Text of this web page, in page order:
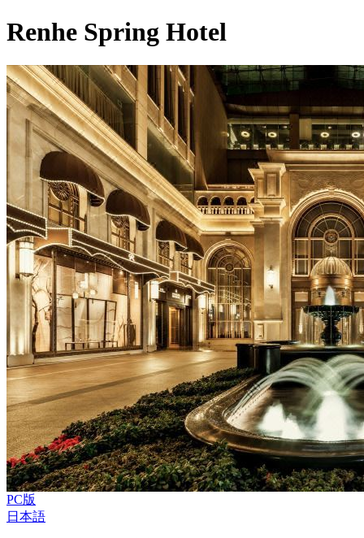
Renhe Spring Hotel
PC版
日本語